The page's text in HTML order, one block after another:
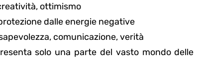
ottimismo
dalle energie negative
comunicazione, verità
solo una parte del vasto mondo